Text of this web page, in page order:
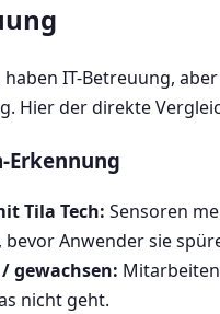
haben IT-Betreuung,
Hier der direkte
Erkennung
Tila Tech: Sensoren
bevor Anwender sie
gewachsen:
nicht geht.